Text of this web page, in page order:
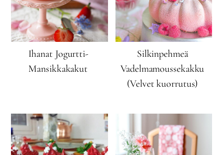
Ihanat Jogurtti-
Mansikkakakut
Silkinpehmeä
Vadelmamoussekakku
(Velvet kuorrutus)